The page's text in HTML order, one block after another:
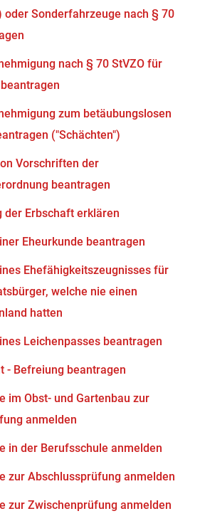
oder Sonderfahrzeuge nach § 70
nach § 70 StVZO für
zum betäubungslosen
("Schächten")
Vorschriften der
beantragen
der Erbschaft erklären
Eheurkunde beantragen
Ehefähigkeitszeugnisses für
welche nie einen
hatten
Leichenpasses beantragen
- Befreiung beantragen
im Obst- und Gartenbau zur
anmelden
in der Berufsschule anmelden
zur Abschlussprüfung anmelden
zur Zwischenprüfung anmelden